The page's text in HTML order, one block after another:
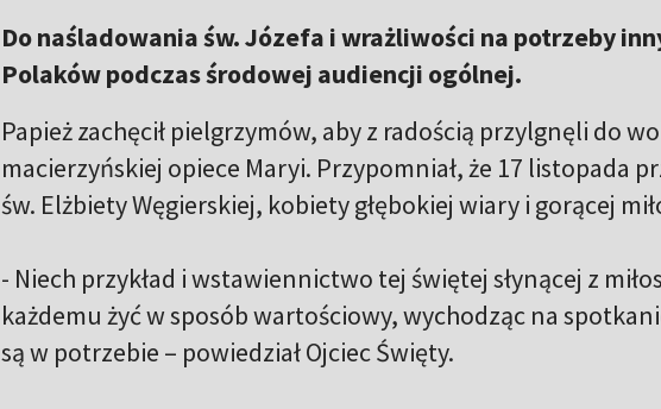
Do naśladowania św. Józefa i wrażliwości na potrzeby
Polaków podczas środowej audiencji ogólnej.
Papież zachęcił pielgrzymów, aby z radością przylgnęli do
macierzyńskiej opiece Maryi. Przypomniał, że 17 listopada
św. Elżbiety Węgierskiej, kobiety głębokiej wiary i gorącej
- Niech przykład i wstawiennictwo tej świętej słynącej z
każdemu żyć w sposób wartościowy, wychodząc na
są w potrzebie – powiedział Ojciec Święty.